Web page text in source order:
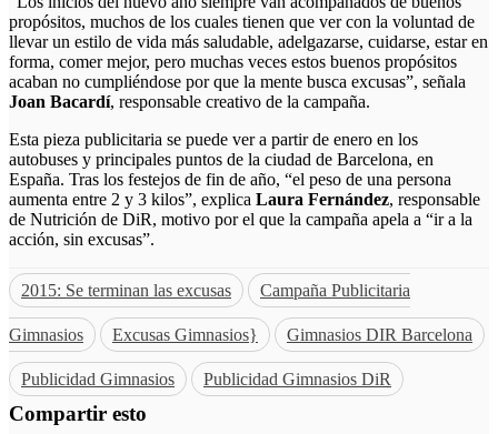
propósitos, muchos de los cuales tienen que ver con la voluntad de
llevar un estilo de vida más saludable, adelgazarse, cuidarse, estar en
forma, comer mejor, pero muchas veces estos buenos propósitos
acaban no cumpliéndose por que la mente busca excusas”, señala
Joan Bacardí, responsable creativo de la campaña.
Esta pieza publicitaria se puede ver a partir de enero en los
autobuses y principales puntos de la ciudad de Barcelona, en
España. Tras los festejos de fin de año, “el peso de una persona
aumenta entre 2 y 3 kilos”, explica Laura Fernández, responsable
de Nutrición de DiR, motivo por el que la campaña apela a “ir a la
acción, sin excusas”.
2015: Se terminan las excusas Campaña Publicitaria
Gimnasios Excusas Gimnasios} Gimnasios DIR Barcelona
Publicidad Gimnasios Publicidad Gimnasios DiR
Compartir esto